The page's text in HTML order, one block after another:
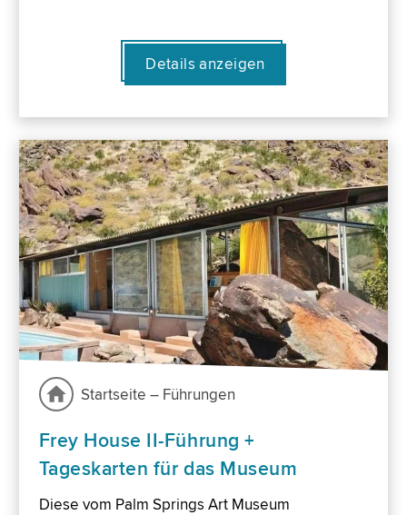
Details anzeigen
Startseite – Führungen
Frey House II-Führung +
Tageskarten für das Museum
Diese vom Palm Springs Art Museum